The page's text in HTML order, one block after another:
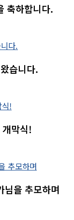
축하합니다.
습니다.
막식!
님을 추모하며